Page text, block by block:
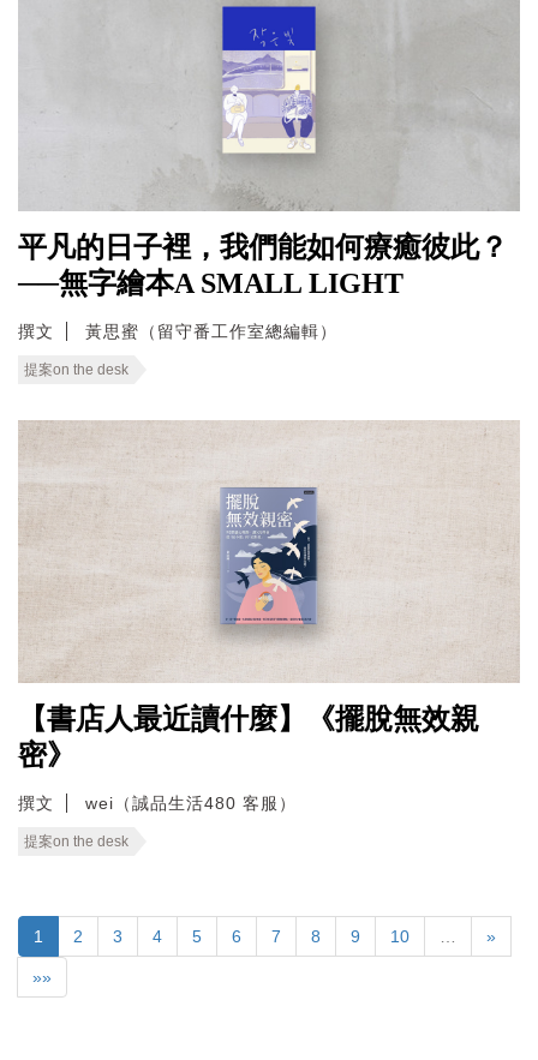
平凡的日子裡，我們能如何療癒彼此？
──無字繪本A SMALL LIGHT
撰文 黃思蜜（留守番工作室總編輯）
提案on the desk
【書店人最近讀什麼】《擺脫無效親
密》
撰文 wei（誠品生活480 客服）
提案on the desk
1 2 3 4 5 6 7 8 9 10 »
»»